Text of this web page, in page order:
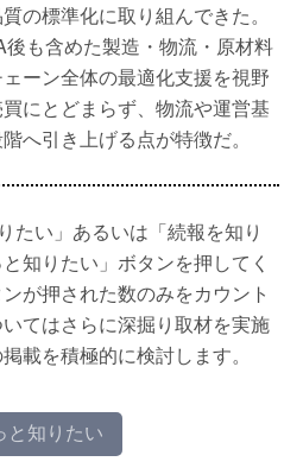
の標準化に取り組んできた。
も含めた製造・物流・原材料
ーン全体の最適化支援を視野
にとどまらず、物流や運営基
へ引き上げる点が特徴だ。
たい」あるいは「続報を知り
知りたい」ボタンを押してく
が押された数のみをカウント
てはさらに深掘り取材を実施
載を積極的に検討します。
と知りたい